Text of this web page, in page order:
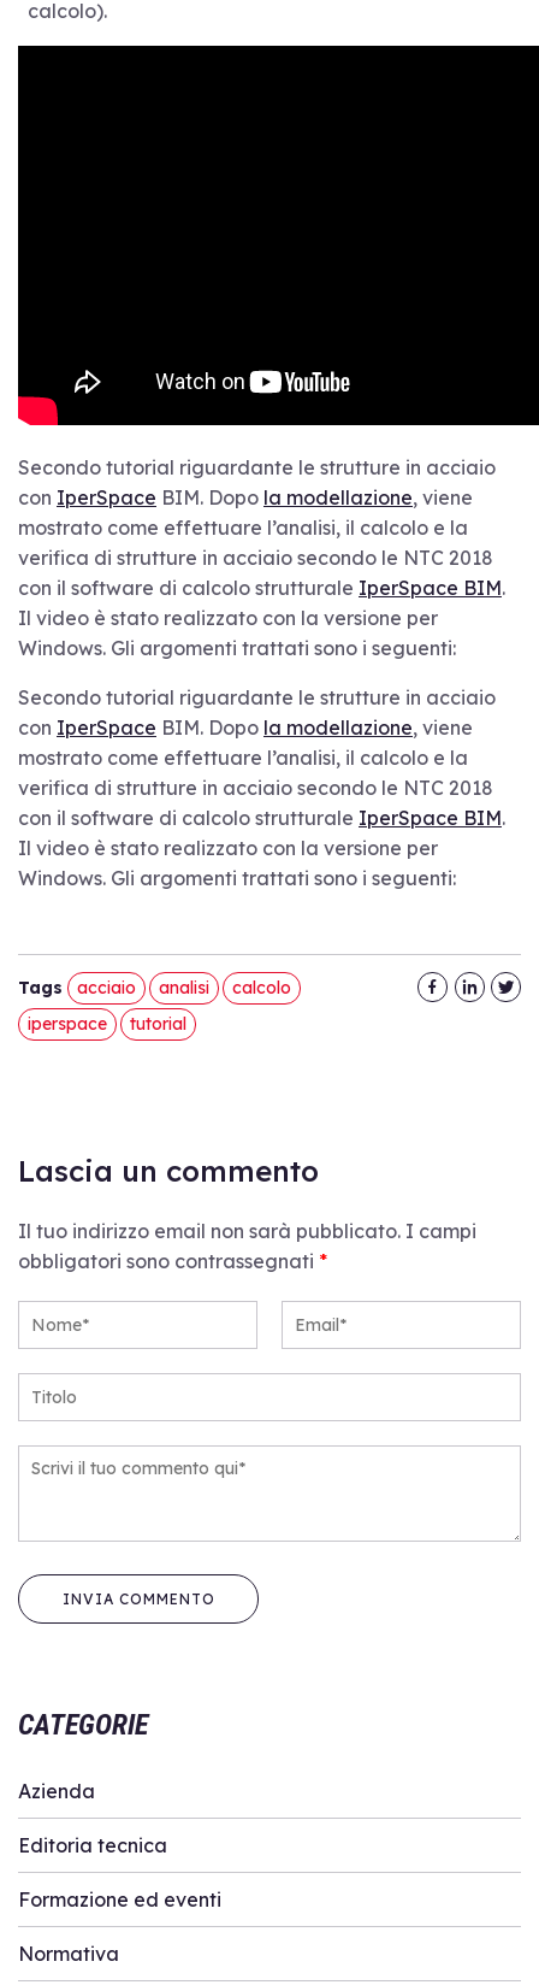
calcolo).
Secondo tutorial riguardante le strutture in acciaio
con IperSpace BIM. Dopo la modellazione, viene
mostrato come effettuare l’analisi, il calcolo e la
verifica di strutture in acciaio secondo le NTC 2018
con il software di calcolo strutturale IperSpace BIM.
Il video è stato realizzato con la versione per
Windows. Gli argomenti trattati sono i seguenti:
Secondo tutorial riguardante le strutture in acciaio
con IperSpace BIM. Dopo la modellazione, viene
mostrato come effettuare l’analisi, il calcolo e la
verifica di strutture in acciaio secondo le NTC 2018
con il software di calcolo strutturale IperSpace BIM.
Il video è stato realizzato con la versione per
Windows. Gli argomenti trattati sono i seguenti:
Tags acciaio analisi
calcolo
iperspace
tutorial
Lascia un commento
Il tuo indirizzo email non sarà pubblicato. I campi
obbligatori sono contrassegnati *
CATEGORIE
Azienda
Editoria tecnica
Formazione ed eventi
Normativa